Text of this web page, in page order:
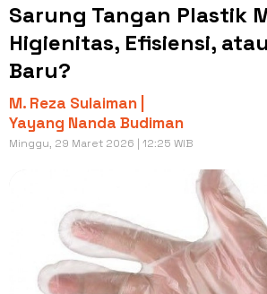
Sarung Tangan Plastik
Higienitas, Efisiensi,
Baru?
M. Reza Sulaiman |
Yayang Nanda Budiman
Minggu, 29 Maret 2026 | 12:25 WIB